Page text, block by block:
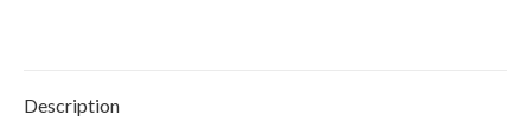
Description